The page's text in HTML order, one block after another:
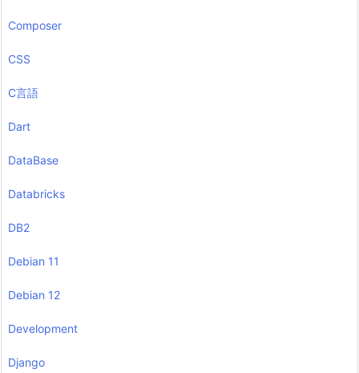
Composer
CSS
C言語
Dart
DataBase
Databricks
DB2
Debian 11
Debian 12
Development
Django